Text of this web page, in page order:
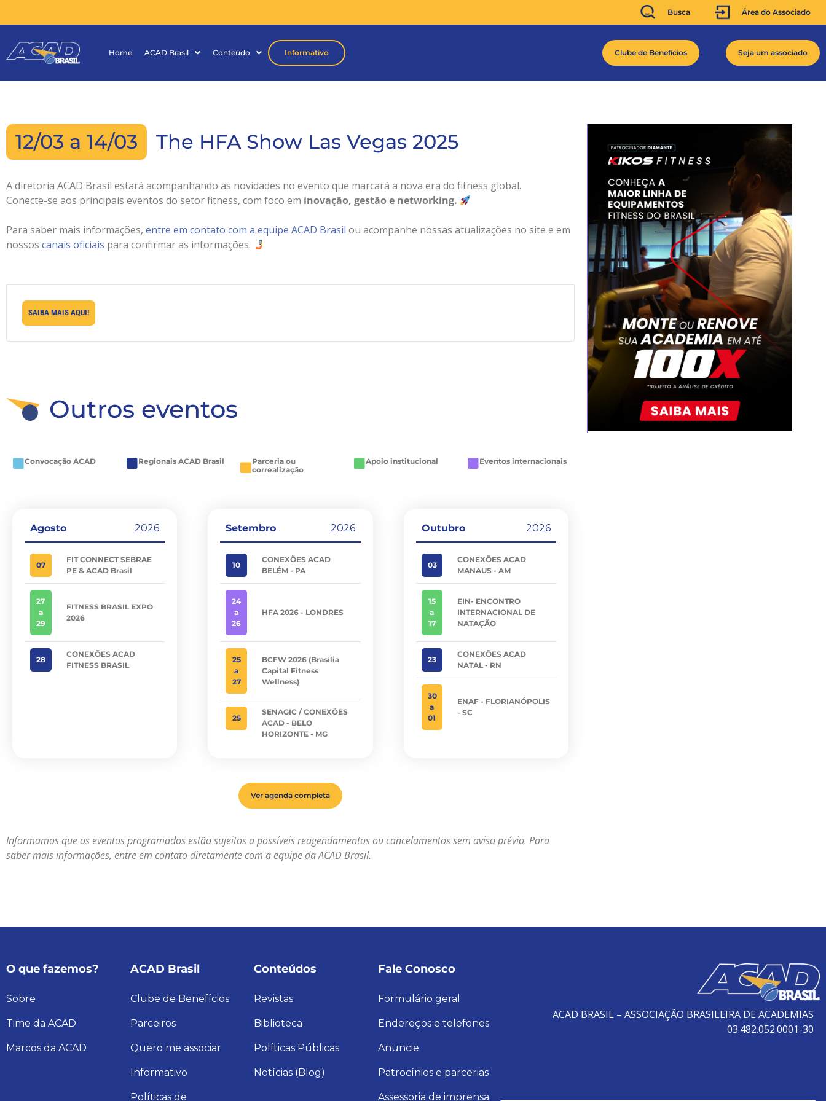
Busca Área do Associado
Home ACAD Brasil Conteúdo Informativo Clube de Benefícios Seja um associado
12/03 a 14/03 The HFA Show Las Vegas 2025
A diretoria ACAD Brasil estará acompanhando as novidades no evento que marcará a nova era do fitness global.
Conecte-se aos principais eventos do setor fitness, com foco em inovação, gestão e networking.
Para saber mais informações, entre em contato com a equipe ACAD Brasil ou acompanhe nossas atualizações no site e em
nossos canais oficiais para confirmar as informações.
SAIBA MAIS AQUI!
Outros eventos
Convocação ACAD Regionais ACAD Brasil
Parceria ou
correalização
Apoio institucional Eventos internacionais
Agosto 2026
07
FIT CONNECT SEBRAE
PE & ACAD Brasil
27
a
29
FITNESS BRASIL EXPO
2026
28
CONEXÕES ACAD
FITNESS BRASIL
Setembro 2026
10
CONEXÕES ACAD
BELÉM - PA
24
a
26
HFA 2026 - LONDRES
25
a
27
BCFW 2026 (Brasília
Capital Fitness
Wellness)
25
SENAGIC / CONEXÕES
ACAD - BELO
HORIZONTE - MG
Outubro 2026
03
CONEXÕES ACAD
MANAUS - AM
15
a
17
EIN- ENCONTRO
INTERNACIONAL DE
NATAÇÃO
23
CONEXÕES ACAD
NATAL - RN
30
a
01
ENAF - FLORIANÓPOLIS
- SC
Ver agenda completa
Informamos que os eventos programados estão sujeitos a possíveis reagendamentos ou cancelamentos sem aviso prévio. Para
saber mais informações, entre em contato diretamente com a equipe da ACAD Brasil.
O que fazemos?
Sobre
Time da ACAD
Marcos da ACAD
ACAD Brasil
Clube de Benefícios
Parceiros
Quero me associar
Informativo
Políticas de
Conteúdos
Revistas
Biblioteca
Políticas Públicas
Notícias (Blog)
Fale Conosco
Formulário geral
Endereços e telefones
Anuncie
Patrocínios e parcerias
Assessoria de imprensa
ACAD BRASIL – ASSOCIAÇÃO BRASILEIRA DE ACADEMIAS
03.482.052.0001-30